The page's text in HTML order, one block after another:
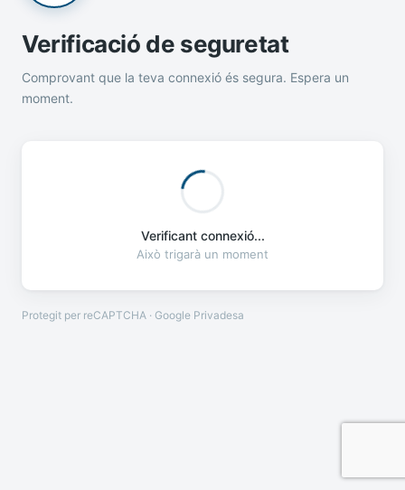
Verificació de seguretat
Comprovant que la teva connexió és segura. Espera un
moment.
Verificant connexió...
Això trigarà un moment
Protegit per reCAPTCHA · Google Privadesa